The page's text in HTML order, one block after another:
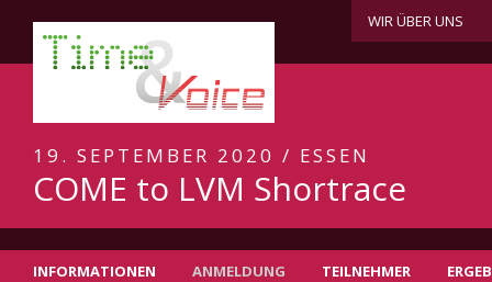
WIR ÜBER UNS
19. SEPTEMBER 2020 / ESSEN
COME to LVM Shortrace
INFORMATIONEN ANMELDUNG TEILNEHMER